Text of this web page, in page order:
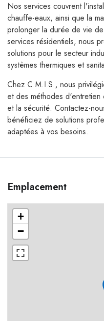
Nos services couvrent
chauffe-eaux, ainsi que la
prolonger la durée de vie
services résidentiels, nous
solutions pour le secteur
systèmes thermiques et
Chez C.M.I.S., nous
et des méthodes d'entretien
et la sécurité. Contactez-
bénéficiez de solutions
adaptées à vos besoins.
Emplacement
+
−